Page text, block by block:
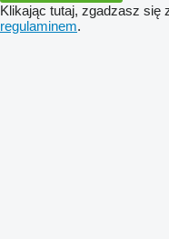
Klikając tutaj, zgadzasz się
regulaminem.